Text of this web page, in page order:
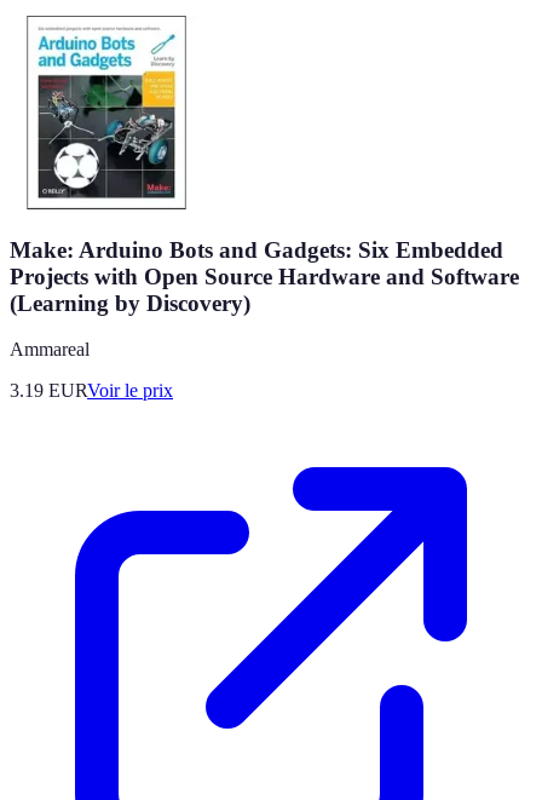
Make: Arduino Bots and Gadgets: Six Embedded
Projects with Open Source Hardware and Software
(Learning by Discovery)
Ammareal
3.19 EURVoir le prix